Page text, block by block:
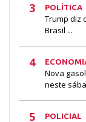
3 POLÍTICA
Trump diz
Brasil ...
4
Nova
neste
5 POLICIAL